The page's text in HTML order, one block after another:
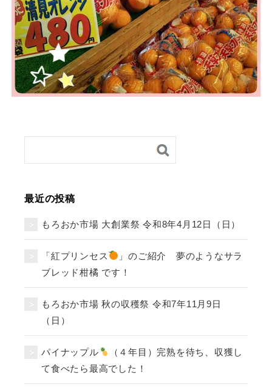
最近の投稿
もろおか市場 大創業祭 令和8年4月12日（日）
「紅プリンセス
」のご紹介 夢のようなサラ
ブレッド柑橘 です！
もろおか市場 秋の収穫祭 令和7年11月9日
（日）
パイナップル
（４年目）完熟を待ち、収獲し
て食べたら最高でした！